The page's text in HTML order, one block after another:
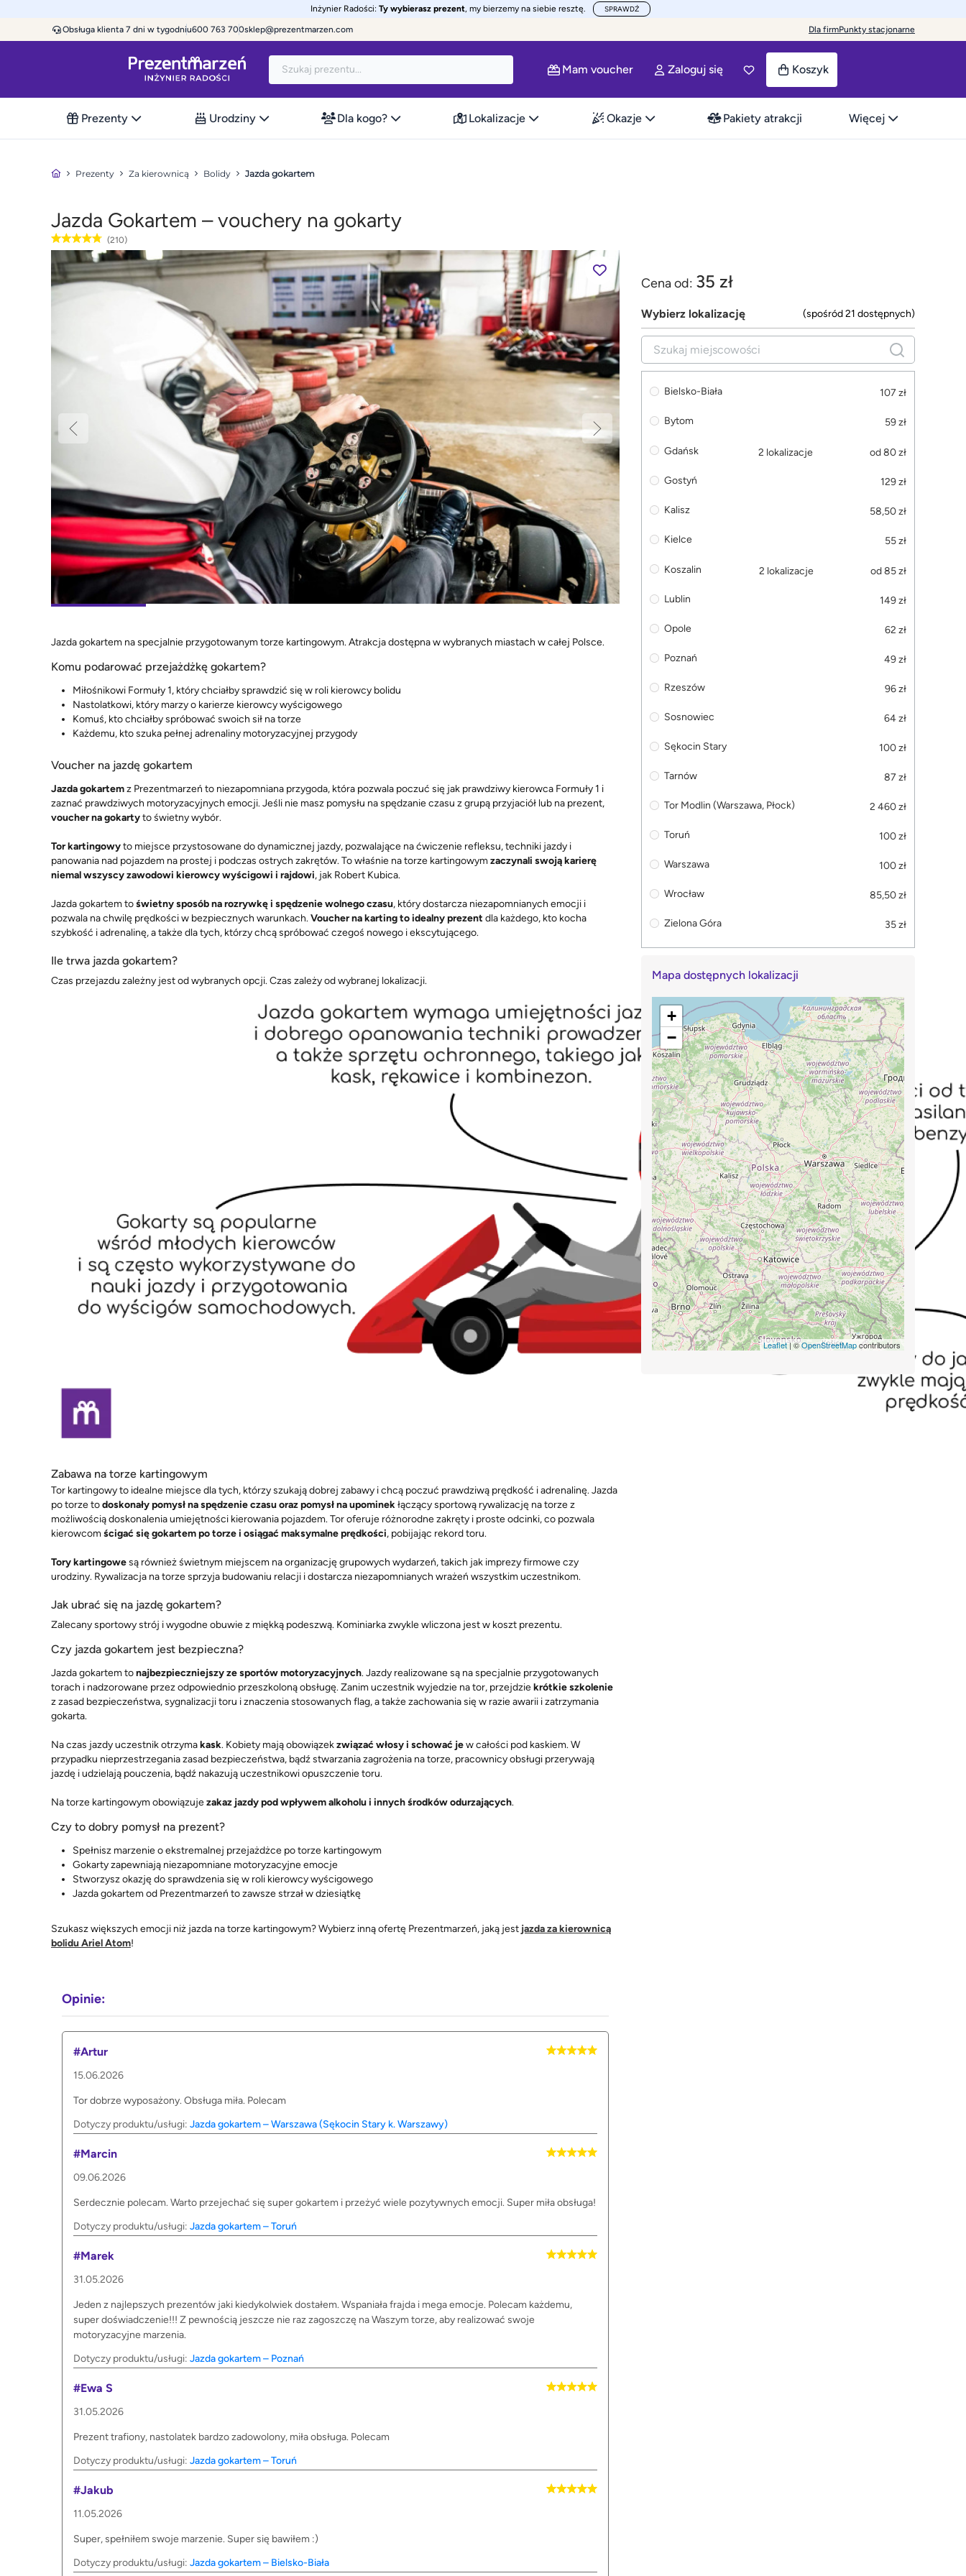
Inżynier Radości: Ty wybierasz prezent, my bierzemy na siebie resztę. SPRAWDŹ
Obsługa klienta 7 dni w tygodniu600 763 700sklep@prezentmarzen.com Dla firmPunkty stacjonarne
Mam voucher Zaloguj się Koszyk
Prezenty Urodziny Dla kogo? Lokalizacje Okazje Pakiety atrakcji Więcej
Prezenty Za kierownicą Bolidy Jazda gokartem
Jazda Gokartem – vouchery na gokarty
(210)
Jazda gokartem na specjalnie przygotowanym torze kartingowym. Atrakcja dostępna w wybranych miastach w całej Polsce.
Komu podarować przejażdżkę gokartem?
Miłośnikowi Formuły 1, który chciałby sprawdzić się w roli kierowcy bolidu
Nastolatkowi, który marzy o karierze kierowcy wyścigowego
Komuś, kto chciałby spróbować swoich sił na torze
Każdemu, kto szuka pełnej adrenaliny motoryzacyjnej przygody
Voucher na jazdę gokartem
Jazda gokartemz Prezentmarzeń to niezapomniana przygoda, która pozwala poczuć się jak prawdziwy kierowca Formuły 1 i
zaznać prawdziwych motoryzacyjnych emocji. Jeśli nie masz pomysłu na spędzanie czasu z grupą przyjaciół lub na prezent,
voucher na gokartyto świetny wybór.
Tor kartingowyto miejsce przystosowane do dynamicznej jazdy, pozwalające na ćwiczenie refleksu, techniki jazdy i
panowania nad pojazdem na prostej i podczas ostrych zakrętów. To właśnie na torze kartingowymzaczynali swoją karierę
niemal wszyscy zawodowi kierowcy wyścigowi i rajdowi, jak Robert Kubica.
Jazda gokartem toświetny sposób na rozrywkę i spędzenie wolnego czasu, który dostarcza niezapomnianych emocji i
pozwala na chwilę prędkości w bezpiecznych warunkach.Voucher na karting to idealny prezent dla każdego, kto kocha
szybkość i adrenalinę, a także dla tych, którzy chcą spróbować czegoś nowego i ekscytującego.
Ile trwa jazda gokartem?
Czas przejazdu zależny jest od wybranych opcji. Czas zależy od wybranej lokalizacji.
Zabawa na torze kartingowym
Tor kartingowy to idealne miejsce dla tych, którzy szukają dobrej zabawy i chcą poczuć prawdziwą prędkość i adrenalinę. Jazda
po torze todoskonały pomysł na spędzenie czasu oraz pomysł na upominekłączący sportową rywalizację na torze z
możliwością doskonalenia umiejętności kierowania pojazdem. Tor oferuje różnorodne zakręty i proste odcinki, co pozwala
kierowcomścigać się gokartem po torze i osiągać maksymalne prędkości, pobijając rekord toru.
Tory kartingowesą również świetnym miejscem na organizację grupowych wydarzeń, takich jak imprezy firmowe czy
urodziny. Rywalizacja na torze sprzyja budowaniu relacji i dostarcza niezapomnianych wrażeń wszystkim uczestnikom.
Jak ubrać się na jazdę gokartem?
Zalecany sportowy strój i wygodne obuwie z miękką podeszwą. Kominiarka zwykle wliczona jest w koszt prezentu.
Czy jazda gokartem jest bezpieczna?
Jazda gokartem tonajbezpieczniejszy ze sportów motoryzacyjnych. Jazdy realizowane są na specjalnie przygotowanych
torach i nadzorowane przez odpowiednio przeszkoloną obsługę. Zanim uczestnik wyjedzie na tor, przejdziekrótkie szkolenie
z zasad bezpieczeństwa, sygnalizacji toru i znaczenia stosowanych flag, a także zachowania się w razie awarii i zatrzymania
gokarta.
Na czas jazdy uczestnik otrzymakask. Kobiety mają obowiązekzwiązać włosy i schować jew całości pod kaskiem. W
przypadku nieprzestrzegania zasad bezpieczeństwa, bądź stwarzania zagrożenia na torze, pracownicy obsługi przerywają
jazdę i udzielają pouczenia, bądź nakazują uczestnikowi opuszczenie toru.
Na torze kartingowym obowiązujezakaz jazdy pod wpływem alkoholu i innych środków odurzających.
Czy to dobry pomysł na prezent?
Spełnisz marzenie o ekstremalnej przejażdżce po torze kartingowym
Gokarty zapewniają niezapomniane motoryzacyjne emocje
Stworzysz okazję do sprawdzenia się w roli kierowcy wyścigowego
Jazda gokartem od Prezentmarzeń to zawsze strzał w dziesiątkę
Szukasz większych emocji niż jazda na torze kartingowym? Wybierz inną ofertę Prezentmarzeń, jaką jest jazda za kierownicą
bolidu Ariel Atom!
Opinie:
#Artur
15.06.2026
Tor dobrze wyposażony. Obsługa miła. Polecam
Dotyczy produktu/usługi: Jazda gokartem – Warszawa (Sękocin Stary k. Warszawy)
#Marcin
09.06.2026
Serdecznie polecam. Warto przejechać się super gokartem i przeżyć wiele pozytywnych emocji. Super miła obsługa!
Dotyczy produktu/usługi: Jazda gokartem – Toruń
#Marek
31.05.2026
Jeden z najlepszych prezentów jaki kiedykolwiek dostałem. Wspaniała frajda i mega emocje. Polecam każdemu,
super doświadczenie!!! Z pewnością jeszcze nie raz zagoszczę na Waszym torze, aby realizować swoje
motoryzacyjne marzenia.
Dotyczy produktu/usługi: Jazda gokartem – Poznań
#Ewa S
31.05.2026
Prezent trafiony, nastolatek bardzo zadowolony, miła obsługa. Polecam
Dotyczy produktu/usługi: Jazda gokartem – Toruń
#Jakub
11.05.2026
Super, spełniłem swoje marzenie. Super się bawiłem :)
Dotyczy produktu/usługi: Jazda gokartem – Bielsko-Biała
Cena od: 35 zł
Wybierz lokalizację (spośród 21 dostępnych)
Bielsko-Biała 107 zł
Bytom 59 zł
Gdańsk 2 lokalizacje od 80 zł
Gostyń 129 zł
Kalisz 58,50 zł
Kielce 55 zł
Koszalin 2 lokalizacje od 85 zł
Lublin 149 zł
Opole 62 zł
Poznań 49 zł
Rzeszów 96 zł
Sosnowiec 64 zł
Sękocin Stary 100 zł
Tarnów 87 zł
Tor Modlin (Warszawa, Płock) 2 460 zł
Toruń 100 zł
Warszawa 100 zł
Wrocław 85,50 zł
Zielona Góra 35 zł
Mapa dostępnych lokalizacji
+
−
Leaflet| ©OpenStreetMapcontributors